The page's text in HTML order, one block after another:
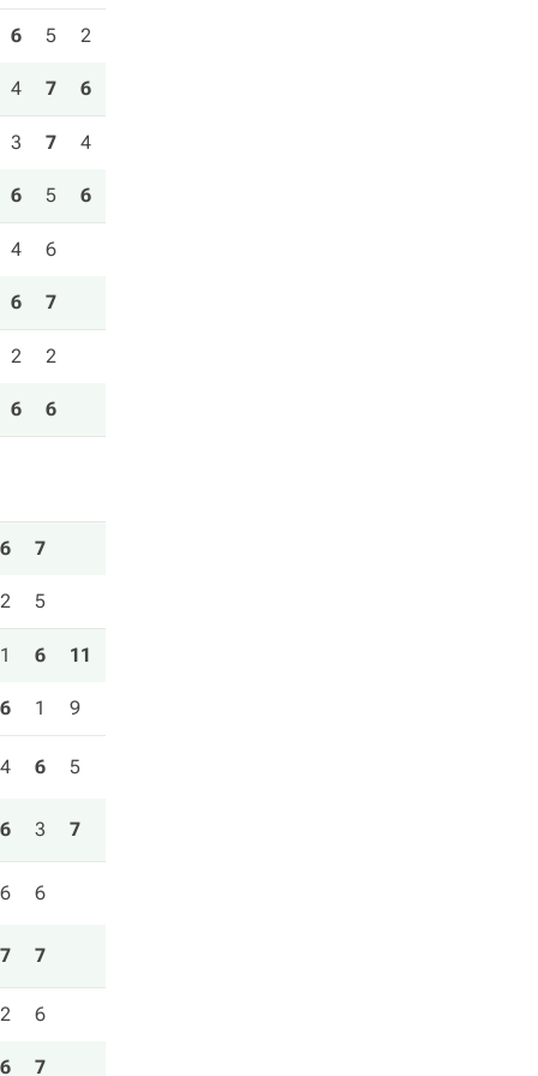
6 5 2
4 7 6
3 7 4
6 5 6
4 6
6 7
2 2
6 6
6 7
2 5
1 6 11
6 1 9
4 6 5
6 3 7
6 6
7 7
2 6
6 7